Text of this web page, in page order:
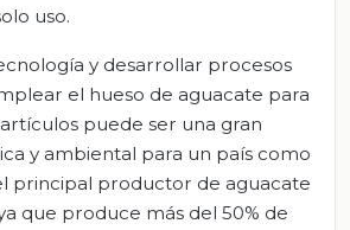
uso.
y desarrollar procesos
el hueso de aguacate para
puede ser una gran
y ambiental para un país como
principal productor de aguacate
que produce más del 50% de